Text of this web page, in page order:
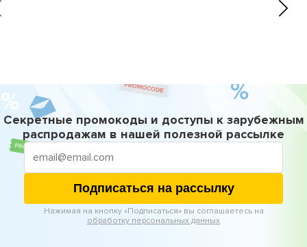
Секретные промокоды и доступы к зарубежным
распродажам в нашей полезной рассылке
Подписаться на рассылку
Нажимая на кнопку «Подписаться» вы соглашаетесь на
обработку персональных данных